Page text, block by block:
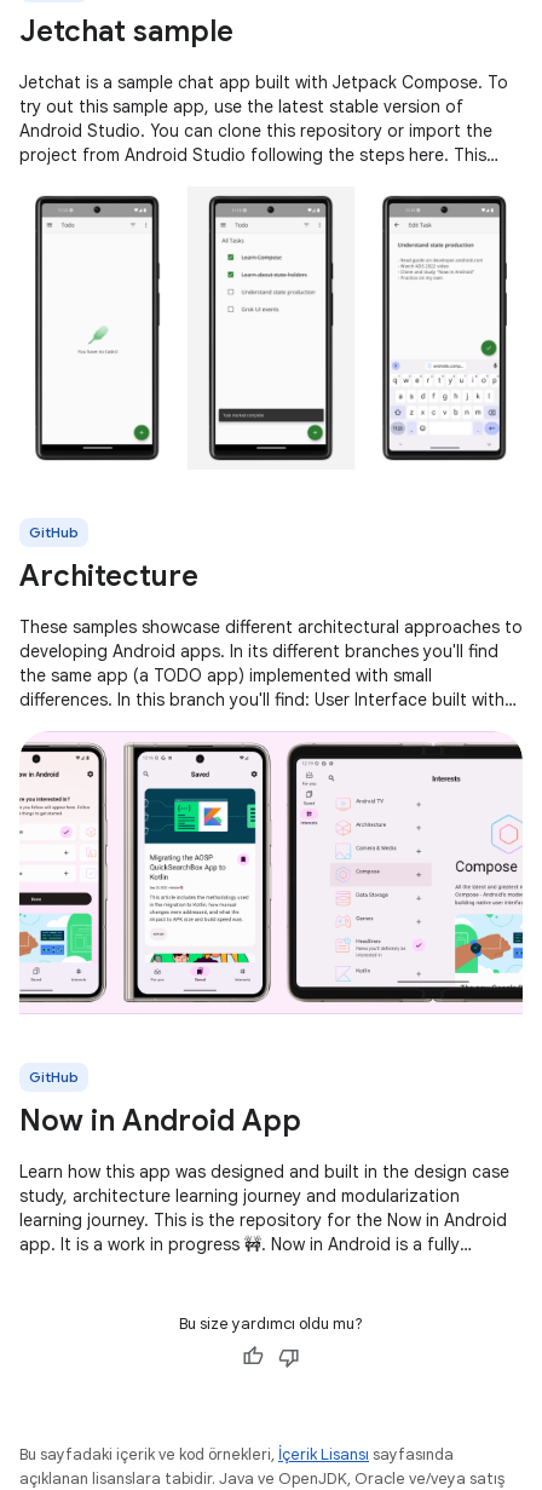
Jetchat sample
Jetchat is a sample chat app built with Jetpack Compose. To
try out this sample app, use the latest stable version of
Android Studio. You can clone this repository or import the
project from Android Studio following the steps here. This
GitHub
Architecture
These samples showcase different architectural approaches to
developing Android apps. In its different branches you'll find
the same app (a TODO app) implemented with small
differences. In this branch you'll find: User Interface built with
GitHub
Now in Android App
Learn how this app was designed and built in the design case
study, architecture learning journey and modularization
learning journey. This is the repository for the Now in Android
app. It is a work in progress 🚧. Now in Android is a fully
Bu size yardımcı oldu mu?
Bu sayfadaki içerik ve kod örnekleri, İçerik Lisansı sayfasında
açıklanan lisanslara tabidir. Java ve OpenJDK, Oracle ve/veya satış